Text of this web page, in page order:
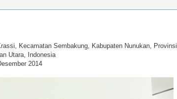
Kecamatan Sembakung, Kabupaten Nunukan, Provinsi
Utara, Indonesia
2014